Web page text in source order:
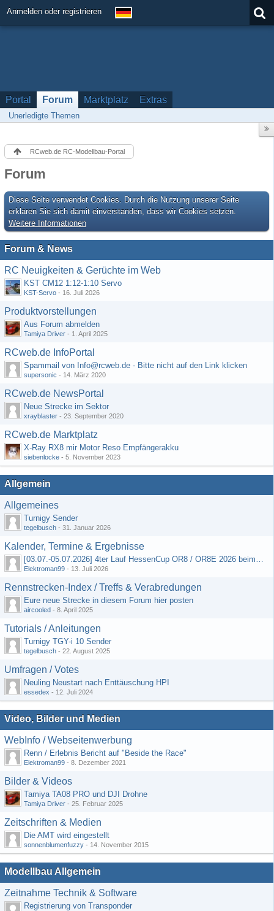
Anmelden oder registrieren
Portal Forum Marktplatz Extras
Unerledigte Themen
RCweb.de RC-Modellbau-Portal
Forum
Diese Seite verwendet Cookies. Durch die Nutzung unserer Seite
erklären Sie sich damit einverstanden, dass wir Cookies setzen.
Weitere Informationen
Forum & News
RC Neuigkeiten & Gerüchte im Web
KST CM12 1:12-1:10 Servo
KST-Servo - 16. Juli 2026
Produktvorstellungen
Aus Forum abmelden
Tamiya Driver - 1. April 2025
RCweb.de InfoPortal
Spammail von Info@rcweb.de - Bitte nicht auf den Link klicken
supersonic - 14. März 2020
RCweb.de NewsPortal
Neue Strecke im Sektor
xrayblaster - 23. September 2020
RCweb.de Marktplatz
X-Ray RX8 mir Motor Reso Empfängerakku
siebenlocke - 5. November 2023
Allgemein
Allgemeines
Turnigy Sender
tegelbusch - 31. Januar 2026
Kalender, Termine & Ergebnisse
[03.07.-05.07.2026] 4ter Lauf HessenCup OR8 / OR8E 2026 beim MSV Linsengericht e.V.
Elektroman99 - 13. Juli 2026
Rennstrecken-Index / Treffs & Verabredungen
Eure neue Strecke in diesem Forum hier posten
aircooled - 8. April 2025
Tutorials / Anleitungen
Turnigy TGY-i 10 Sender
tegelbusch - 22. August 2025
Umfragen / Votes
Neuling Neustart nach Enttäuschung HPI
essedex - 12. Juli 2024
Video, Bilder und Medien
WebInfo / Webseitenwerbung
Renn / Erlebnis Bericht auf "Beside the Race"
Elektroman99 - 8. Dezember 2021
Bilder & Videos
Tamiya TA08 PRO und DJI Drohne
Tamiya Driver - 25. Februar 2025
Zeitschriften & Medien
Die AMT wird eingestellt
sonnenblumenfuzzy - 14. November 2015
Modellbau Allgemein
Zeitnahme Technik & Software
Registrierung von Transponder